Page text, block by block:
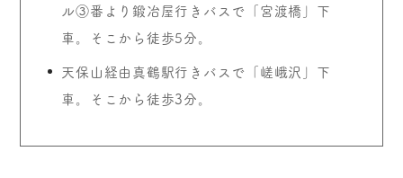
ル③番より鍛冶屋行きバスで「宮渡橋」下
車。そこから徒歩5分。
天保山経由真鶴駅行きバスで「嵯峨沢」下
車。そこから徒歩3分。